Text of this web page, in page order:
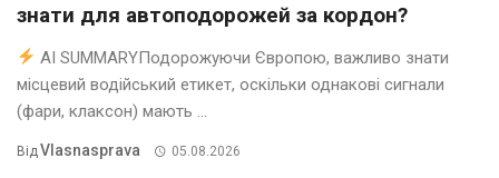
знати для автоподорожей за кордон?
AI SUMMARYПодорожуючи Європою, важливо знати
місцевий водійський етикет, оскільки однакові сигнали
(фари, клаксон) мають ...
ВідVlasnasprava 05.08.2026